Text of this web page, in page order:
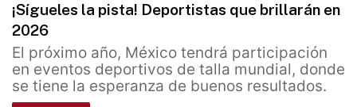
¡Sígueles la pista! Deportistas que brillarán en
2026
El próximo año, México tendrá participación
en eventos deportivos de talla mundial, donde
se tiene la esperanza de buenos resultados.